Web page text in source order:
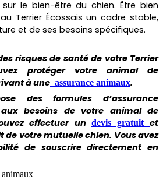
le bien-être du chien. Être bien
Terrier Écossais un cadre stable,
et de ses besoins spécifiques.
risques de santé de votre Terrier
protéger votre animal de
à une assurance animaux.
des formules d’assurance
besoins de votre animal de
effectuer un devis gratuitet
votre mutuelle chien. Vous avez
de souscrire directement en
animaux